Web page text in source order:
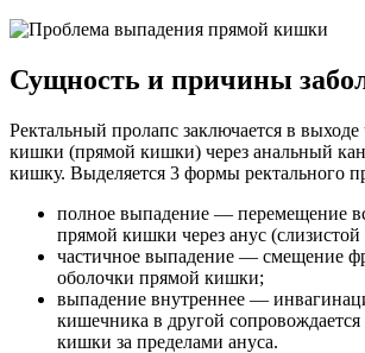
Сущность и причины
Ректальный пролапс заключается в выходе
кишки (прямой кишки) через анальный
кишку. Выделяется 3 формы ректального
полное выпадение — перемещение
прямой кишки через анус
частичное выпадение — смещение
оболочки прямой кишки;
выпадение внутреннее —
кишечника в другой
кишки за пределами ануса.